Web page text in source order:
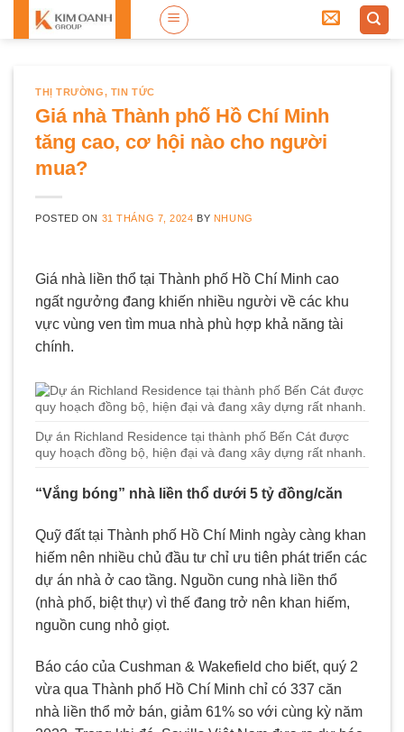
THỊ TRƯỜNG, TIN TỨC
Giá nhà Thành phố Hồ Chí Minh
tăng cao, cơ hội nào cho người
mua?
POSTED ON 31 THÁNG 7, 2024 BY NHUNG
Giá nhà liền thổ tại Thành phố Hồ Chí Minh cao
ngất ngưởng đang khiến nhiều người về các khu
vực vùng ven tìm mua nhà phù hợp khả năng tài
chính.
Dự án Richland Residence tại thành phố Bến Cát được
quy hoạch đồng bộ, hiện đại và đang xây dựng rất nhanh.
“Vắng bóng” nhà liền thổ dưới 5 tỷ đồng/căn
Quỹ đất tại Thành phố Hồ Chí Minh ngày càng khan
hiếm nên nhiều chủ đầu tư chỉ ưu tiên phát triển các
dự án nhà ở cao tầng. Nguồn cung nhà liền thổ
(nhà phố, biệt thự) vì thế đang trở nên khan hiếm,
nguồn cung nhỏ giọt.
Báo cáo của Cushman & Wakefield cho biết, quý 2
vừa qua Thành phố Hồ Chí Minh chỉ có 337 căn
nhà liền thổ mở bán, giảm 61% so với cùng kỳ năm